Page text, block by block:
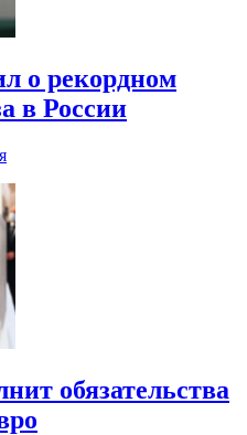
о рекордном
в России
обязательства